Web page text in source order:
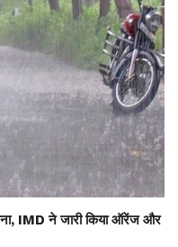
IMD ने जारी किया ऑरेंज और